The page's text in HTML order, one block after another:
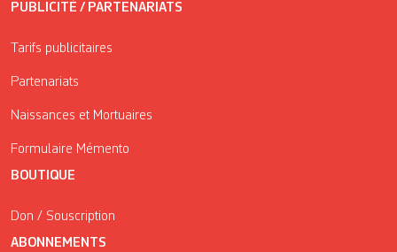
PUBLICITÉ / PARTENARIATS
Tarifs publicitaires
Partenariats
Naissances et Mortuaires
Formulaire Mémento
BOUTIQUE
Don / Souscription
ABONNEMENTS